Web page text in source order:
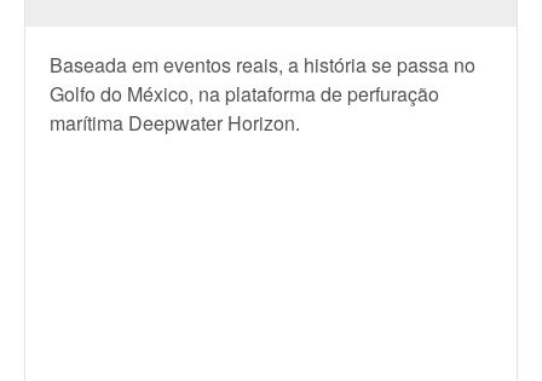
Baseada em eventos reais, a história se passa no
Golfo do México, na plataforma de perfuração
marítima Deepwater Horizon.